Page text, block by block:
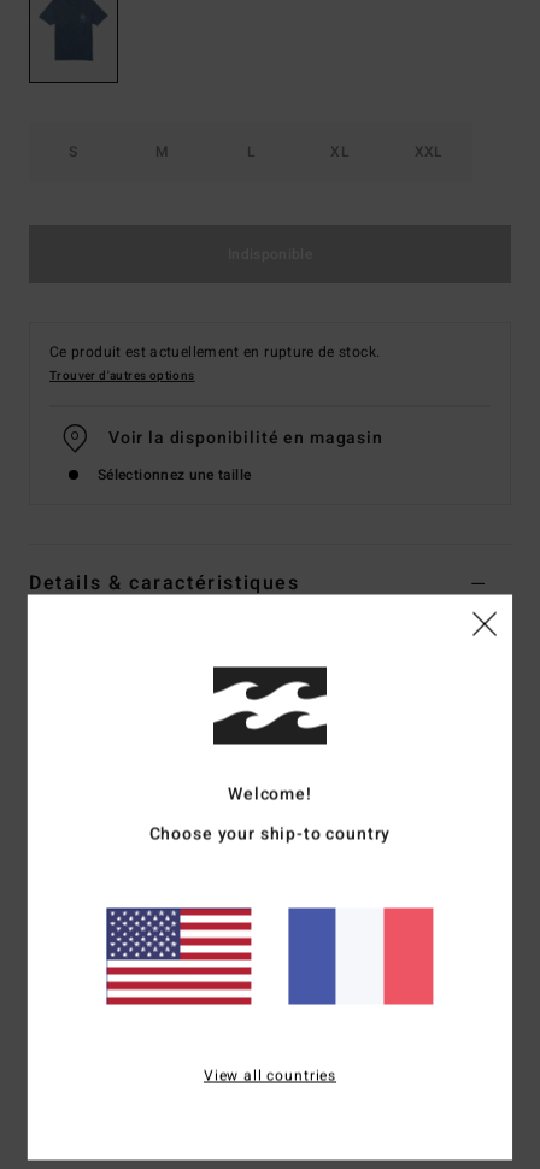
S M L XL XXL
Ce produit est actuellement en rupture de stock.
Trouver d'autres options
Voir la disponibilité en magasin
Sélectionnez une taille
Details & caractéristiques
Code couleur
coton [160 g/m²]
coupe regular
Manches :manches courtes
Logo :sérigraphie à l'encre douce à l'avant et dans le dos
Label thermocollé sur la nuque
Étiquette logotée sur la couture latérale
Welcome!
Choose your ship-to country
View all countries